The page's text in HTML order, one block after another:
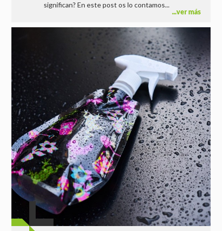
significan? En este post os lo contamos...
ver más